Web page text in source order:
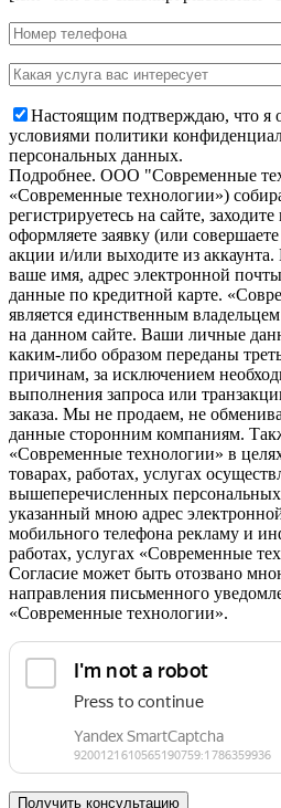
Настоящим подтверждаю, что я
условиями политики
персональных данных.
Подробнее. OOO "Современные
«Современные технологии»)
регистрируетесь на сайте,
оформляете заявку (или
акции и/или выходите из
ваше имя, адрес электронной
данные по кредитной карте.
является единственным
на данном сайте. Ваши личные
каким-либо образом переданы
причинам, за исключением
выполнения запроса или
заказа. Мы не продаем, не
данные сторонним компаниям.
«Современные технологии» в
товарах, работах, услугах
вышеперечисленных
указанный мною адрес
мобильного телефона рекламу и
работах, услугах «Современные
Согласие может быть отозвано
направления письменного
«Современные технологии».